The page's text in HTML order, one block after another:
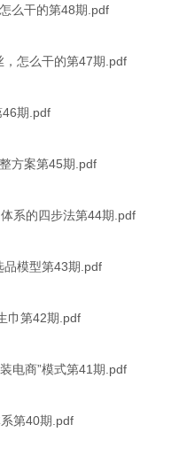
么干的第48期.pdf
怎么干的第47期.pdf
46期.pdf
方案第45期.pdf
系的四步法第44期.pdf
品模型第43期.pdf
巾第42期.pdf
电商”模式第41期.pdf
第40期.pdf